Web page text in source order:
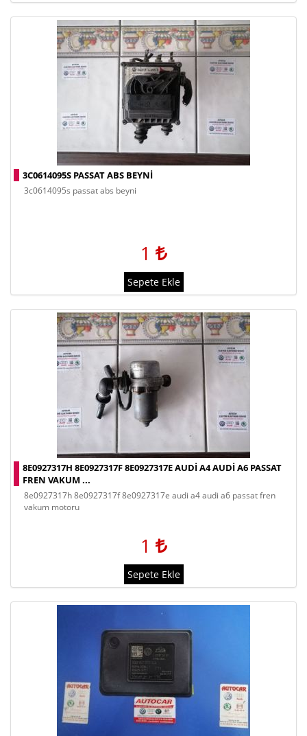
3C0614095S PASSAT ABS BEYNI
3c0614095s passat abs beyni
1
Sepete Ekle
8E0927317H 8E0927317F 8E0927317E AUDI A4 AUDI A6 PASSAT
FREN VAKUM ...
8e0927317h 8e0927317f 8e0927317e audi a4 audi a6 passat fren
vakum motoru
1
Sepete Ekle